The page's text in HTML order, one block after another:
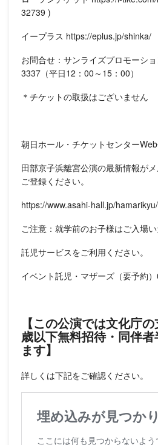
32739 )
イープラス https://eplus.jp/shinka/
お問合せ：サンライズプロモーシ
3337（平日12：00～15：00）
＊チケットの取扱はございません
朝日ホール・チケットセンター
田部京子浜離宮公演の最新情報が
ご登録ください。
https://www.asahi-hall.jp/
ご注意：就学前のお子様はご入場い
託児サービスをご利用ください。
イベント託児・マザーズ（要予約
【この公演では文化庁
歳以下無料招待・同伴
ます】
詳しくは下記をご確認ください。